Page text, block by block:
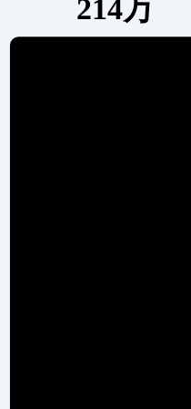
214万